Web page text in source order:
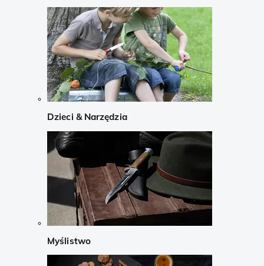
Dzieci & Narzędzia
Myślistwo